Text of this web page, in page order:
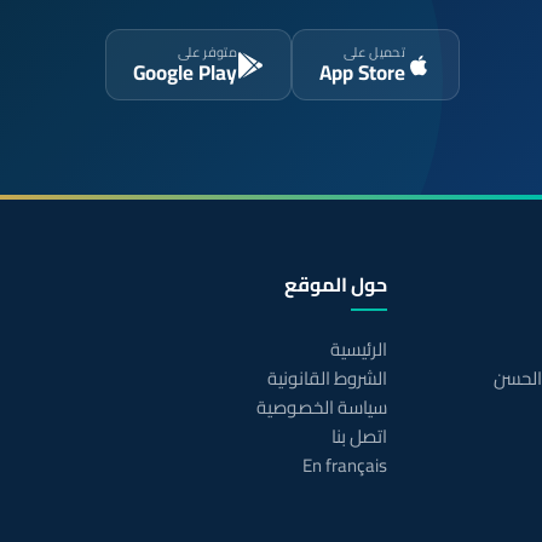
تحميل على
App Store
متوفر على
Google Play
حول الموقع
الرئيسية
الشروط القانونية
سياسة الخصوصية
اتصل بنا
En français